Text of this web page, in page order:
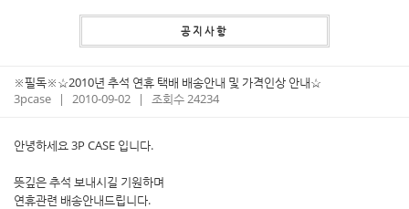
공지사항
※필독※☆2010년 추석 연휴 택배 배송안내 및 가격인상 안내☆
3pcase
| 2010-09-02 | 조회수 24234
안녕하세요 3P CASE 입니다.
뜻깊은 추석 보내시길 기원하며
연휴관련 배송안내드립니다.